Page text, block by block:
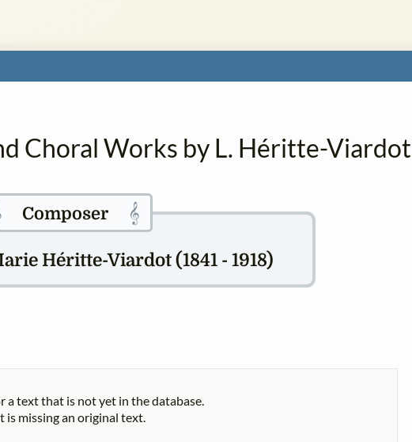
Choral Works by L. Héritte-Viardot
Composer 𝄞
Héritte-Viardot (1841 - 1918)
a text that is not yet in the database.
missing an original text.